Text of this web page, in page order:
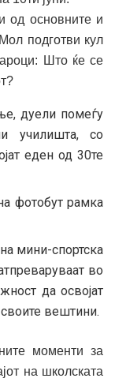
од основните и
подготви кул
Што ќе се
дуели помеѓу
училишта, со
еден од 30те
фотобут рамка
мини-спортска
во
да освојат
вештини.
моменти за
на школската